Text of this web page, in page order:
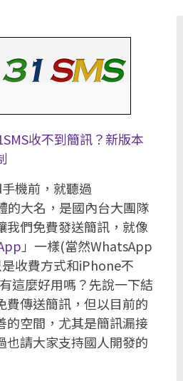
收不到簡訊？新版本
機前，就聽過
的大名，是國內台大團隊
我們免費發送簡訊，就像
」一樣(當然WhatsApp
收費方式和iPhone不
這麼好用嗎？先說一下結
費傳送簡訊，但以目前的
的空間，尤其是簡訊漏接
也請大家支持國人開發的